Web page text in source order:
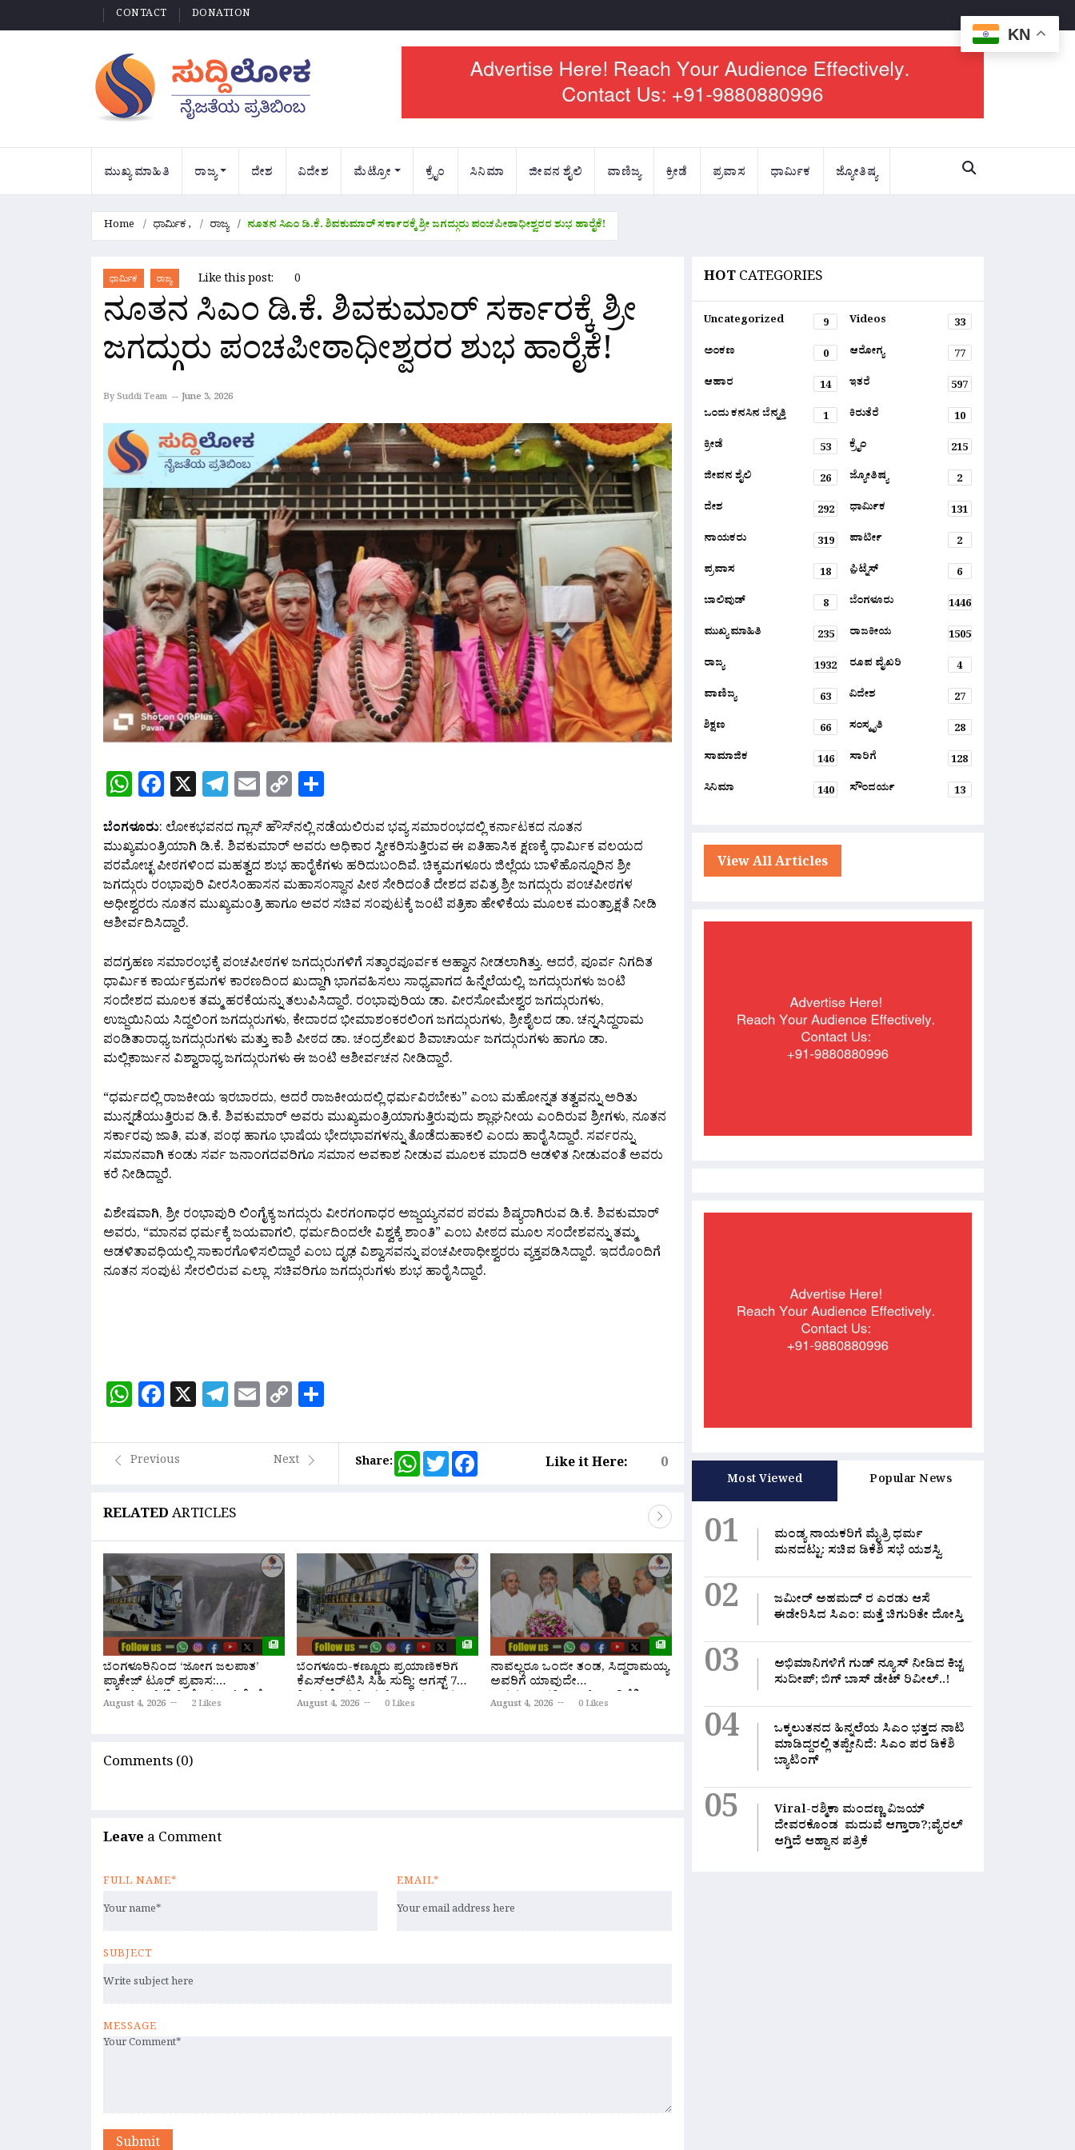
CONTACT DONATION
ಮುಖ್ಯ ಮಾಹಿತಿ ರಾಜ್ಯ ದೇಶ ವಿದೇಶ ಮೆಟ್ರೋ ಕ್ರೈಂ ಸಿನಿಮಾ ಜೀವನ ಶೈಲಿ ವಾಣಿಜ್ಯ ಕ್ರೀಡೆ ಪ್ರವಾಸ ಧಾರ್ಮಿಕ ಜ್ಯೋತಿಷ್ಯ
Home ಧಾರ್ಮಿಕ, ರಾಜ್ಯ ನೂತನ ಸಿಎಂ ಡಿ.ಕೆ. ಶಿವಕುಮಾರ್ ಸರ್ಕಾರಕ್ಕೆ ಶ್ರೀ ಜಗದ್ಗುರು ಪಂಚಪೀಠಾಧೀಶ್ವರರ ಶುಭ ಹಾರೈಕೆ!
ಧಾರ್ಮಿಕ ರಾಜ್ಯ Like this post: 0
ನೂತನ ಸಿಎಂ ಡಿ.ಕೆ. ಶಿವಕುಮಾರ್ ಸರ್ಕಾರಕ್ಕೆ ಶ್ರೀ
ಜಗದ್ಗುರು ಪಂಚಪೀಠಾಧೀಶ್ವರರ ಶುಭ ಹಾರೈಕೆ!
By Suddi Team June 3, 2026
WhatsApp
Facebook
X Telegram
Email
Copy
Link
ಬೆಂಗಳೂರು: ಲೋಕಭವನದ ಗ್ಲಾಸ್ ಹೌಸ್‌ನಲ್ಲಿ ನಡೆಯಲಿರುವ ಭವ್ಯ ಸಮಾರಂಭದಲ್ಲಿ ಕರ್ನಾಟಕದ ನೂತನ
ಮುಖ್ಯಮಂತ್ರಿಯಾಗಿ ಡಿ.ಕೆ. ಶಿವಕುಮಾರ್ ಅವರು ಅಧಿಕಾರ ಸ್ವೀಕರಿಸುತ್ತಿರುವ ಈ ಐತಿಹಾಸಿಕ ಕ್ಷಣಕ್ಕೆ ಧಾರ್ಮಿಕ ವಲಯದ
ಪರಮೋಚ್ಛ ಪೀಠಗಳಿಂದ ಮಹತ್ವದ ಶುಭ ಹಾರೈಕೆಗಳು ಹರಿದುಬಂದಿವೆ. ಚಿಕ್ಕಮಗಳೂರು ಜಿಲ್ಲೆಯ ಬಾಳೆಹೊನ್ನೂರಿನ ಶ್ರೀ
ಜಗದ್ಗುರು ರಂಭಾಪುರಿ ವೀರಸಿಂಹಾಸನ ಮಹಾಸಂಸ್ಥಾನ ಪೀಠ ಸೇರಿದಂತೆ ದೇಶದ ಪವಿತ್ರ ಶ್ರೀ ಜಗದ್ಗುರು ಪಂಚಪೀಠಗಳ
ಅಧೀಶ್ವರರು ನೂತನ ಮುಖ್ಯಮಂತ್ರಿ ಹಾಗೂ ಅವರ ಸಚಿವ ಸಂಪುಟಕ್ಕೆ ಜಂಟಿ ಪತ್ರಿಕಾ ಹೇಳಿಕೆಯ ಮೂಲಕ ಮಂತ್ರಾಕ್ಷತೆ ನೀಡಿ
ಆಶೀರ್ವದಿಸಿದ್ದಾರೆ.
ಪದಗ್ರಹಣ ಸಮಾರಂಭಕ್ಕೆ ಪಂಚಪೀಠಗಳ ಜಗದ್ಗುರುಗಳಿಗೆ ಸತ್ಕಾರಪೂರ್ವಕ ಆಹ್ವಾನ ನೀಡಲಾಗಿತ್ತು. ಆದರೆ, ಪೂರ್ವ ನಿಗದಿತ
ಧಾರ್ಮಿಕ ಕಾರ್ಯಕ್ರಮಗಳ ಕಾರಣದಿಂದ ಖುದ್ದಾಗಿ ಭಾಗವಹಿಸಲು ಸಾಧ್ಯವಾಗದ ಹಿನ್ನೆಲೆಯಲ್ಲಿ, ಜಗದ್ಗುರುಗಳು ಜಂಟಿ
ಸಂದೇಶದ ಮೂಲಕ ತಮ್ಮ ಹರಕೆಯನ್ನು ತಲುಪಿಸಿದ್ದಾರೆ. ರಂಭಾಪುರಿಯ ಡಾ. ವೀರಸೋಮೇಶ್ವರ ಜಗದ್ಗುರುಗಳು,
ಉಜ್ಜಯಿನಿಯ ಸಿದ್ದಲಿಂಗ ಜಗದ್ಗುರುಗಳು, ಕೇದಾರದ ಭೀಮಾಶಂಕರಲಿಂಗ ಜಗದ್ಗುರುಗಳು, ಶ್ರೀಶೈಲದ ಡಾ. ಚನ್ನಸಿದ್ದರಾಮ
ಪಂಡಿತಾರಾಧ್ಯ ಜಗದ್ಗುರುಗಳು ಮತ್ತು ಕಾಶಿ ಪೀಠದ ಡಾ. ಚಂದ್ರಶೇಖರ ಶಿವಾಚಾರ್ಯ ಜಗದ್ಗುರುಗಳು ಹಾಗೂ ಡಾ.
ಮಲ್ಲಿಕಾರ್ಜುನ ವಿಶ್ವಾರಾಧ್ಯ ಜಗದ್ಗುರುಗಳು ಈ ಜಂಟಿ ಆಶೀರ್ವಚನ ನೀಡಿದ್ದಾರೆ.
“ಧರ್ಮದಲ್ಲಿ ರಾಜಕೀಯ ಇರಬಾರದು, ಆದರೆ ರಾಜಕೀಯದಲ್ಲಿ ಧರ್ಮವಿರಬೇಕು” ಎಂಬ ಮಹೋನ್ನತ ತತ್ವವನ್ನು ಅರಿತು
ಮುನ್ನಡೆಯುತ್ತಿರುವ ಡಿ.ಕೆ. ಶಿವಕುಮಾರ್ ಅವರು ಮುಖ್ಯಮಂತ್ರಿಯಾಗುತ್ತಿರುವುದು ಶ್ಲಾಘನೀಯ ಎಂದಿರುವ ಶ್ರೀಗಳು, ನೂತನ
ಸರ್ಕಾರವು ಜಾತಿ, ಮತ, ಪಂಥ ಹಾಗೂ ಭಾಷೆಯ ಭೇದಭಾವಗಳನ್ನು ತೊಡೆದುಹಾಕಲಿ ಎಂದು ಹಾರೈಸಿದ್ದಾರೆ. ಸರ್ವರನ್ನು
ಸಮಾನವಾಗಿ ಕಂಡು ಸರ್ವ ಜನಾಂಗದವರಿಗೂ ಸಮಾನ ಅವಕಾಶ ನೀಡುವ ಮೂಲಕ ಮಾದರಿ ಆಡಳಿತ ನೀಡುವಂತೆ ಅವರು
ಕರೆ ನೀಡಿದ್ದಾರೆ.
ವಿಶೇಷವಾಗಿ, ಶ್ರೀ ರಂಭಾಪುರಿ ಲಿಂಗೈಕ್ಯ ಜಗದ್ಗುರು ವೀರಗಂಗಾಧರ ಅಜ್ಜಯ್ಯನವರ ಪರಮ ಶಿಷ್ಯರಾಗಿರುವ ಡಿ.ಕೆ. ಶಿವಕುಮಾರ್
ಅವರು, “ಮಾನವ ಧರ್ಮಕ್ಕೆ ಜಯವಾಗಲಿ, ಧರ್ಮದಿಂದಲೇ ವಿಶ್ವಕ್ಕೆ ಶಾಂತಿ” ಎಂಬ ಪೀಠದ ಮೂಲ ಸಂದೇಶವನ್ನು ತಮ್ಮ
ಆಡಳಿತಾವಧಿಯಲ್ಲಿ ಸಾಕಾರಗೊಳಿಸಲಿದ್ದಾರೆ ಎಂಬ ದೃಢ ವಿಶ್ವಾಸವನ್ನು ಪಂಚಪೀಠಾಧೀಶ್ವರರು ವ್ಯಕ್ತಪಡಿಸಿದ್ದಾರೆ. ಇದರೊಂದಿಗೆ
ನೂತನ ಸಂಪುಟ ಸೇರಲಿರುವ ಎಲ್ಲಾ ಸಚಿವರಿಗೂ ಜಗದ್ಗುರುಗಳು ಶುಭ ಹಾರೈಸಿದ್ದಾರೆ.
WhatsApp
Facebook
X Telegram
Email
Copy
Link
Previous Next Share: WhatsApp
TwitterFacebook Like it Here: 0
RELATEDARTICLES
ಬೆಂಗಳೂರಿನಿಂದ ‘ಜೋಗ ಜಲಪಾತ’
ಪ್ಯಾಕೇಜ್ ಟೂರ್ ಪ್ರವಾಸ:
ಕೆ.ಎಸ್.ಆರ್.ಟಿ.ಸಿ ಹೊಸ ಬಸ್ ಸೇವೆ
ಆರಂಭ
August 4, 2026 2 Likes
ಬೆಂಗಳೂರು-ಕಣ್ಣೂರು ಪ್ರಯಾಣಿಕರಿಗೆ
ಕೆಎಸ್‌ಆರ್‌ಟಿಸಿ ಸಿಹಿ ಸುದ್ದಿ: ಆಗಸ್ಟ್ 7
ರಿಂದ ಹೊಸ ಸ್ಲೀಪರ್ ಬಸ್ ಸಂಚಾರ
ಆರಂಭ; ಇಲ್ಲಿದೆ ಸಮಯ, ದರದ ಪಟ್ಟಿ!
August 4, 2026 0 Likes
ನಾವೆಲ್ಲರೂ ಒಂದೇ ತಂಡ, ಸಿದ್ದರಾಮಯ್ಯ
ಅವರಿಗೆ ಯಾವುದೇ
ಅಸಮಾಧಾನವಿಲ್ಲ!”: ಸಿಎಂ ಡಿಕೆಶಿ
ಸ್ಪಷ್ಟನೆ
August 4, 2026 0 Likes
ನನಗೂ ನೋವಾಗಿರಲಿಲ್ಲವೇ?”:
ಅಸಮಾಧಾನಿತ ಶಾಸಕರಿಗೆ ಹಳೇ
August 4, 2026 0 Likes
ಸಂಪುಟ ಸಭೆ ಬೆನ್ನಲ್ಲೇ ಸಿಎಂ ಬಿಗ್ ಟಾಸ್ಕ್:
ಬುಧವಾರದಿಂದಲೇ ನೂತನ ಸಚಿವರಿಗೆ
August 4, 2026 0 Likes
Comments (0)
Leave a Comment
FULL NAME* EMAIL*
SUBJECT
MESSAGE
Submit
HOTCATEGORIES
Uncategorized 9 Videos
33
ಅಂಕಣ
0 ಆರೋಗ್ಯ
77
ಆಹಾರ
14 ಇತರೆ
597
ಒಂದು ಕನಸಿನ ಬೆನ್ನತ್ತಿ
1 ಕಿರುತೆರೆ
10
ಕ್ರೀಡೆ
53 ಕ್ರೈಂ
215
ಜೀವನ ಶೈಲಿ
26 ಜ್ಯೋತಿಷ್ಯ
2
ದೇಶ
292 ಧಾರ್ಮಿಕ
131
ನಾಯಕರು
319 ಪಾರ್ಟೀ
2
ಪ್ರವಾಸ
18 ಫ಼ಿಟ್ನೆಸ್
6
ಬಾಲಿವುಡ್
8 ಬೆಂಗಳೂರು
1446
ಮುಖ್ಯ ಮಾಹಿತಿ
235 ರಾಜಕೀಯ
1505
ರಾಜ್ಯ
1932 ರೂಪ ವೈಖರಿ
4
ವಾಣಿಜ್ಯ
63 ವಿದೇಶ
27
ಶಿಕ್ಷಣ
66 ಸಂಸ್ಕೃತಿ
28
ಸಾಮಾಜಿಕ
146 ಸಾರಿಗೆ
128
ಸಿನಿಮಾ
140 ಸೌಂದರ್ಯ 13
View All Articles
Most Viewed Popular News
01
ಮಂಡ್ಯ ನಾಯಕರಿಗೆ ಮೈತ್ರಿ ಧರ್ಮ
ಮನದಟ್ಟು: ಸಚಿವ ಡಿಕೆಶಿ ಸಭೆ ಯಶಸ್ವಿ
02
ಜಮೀರ್ ಅಹಮದ್ ರ ಎರಡು ಆಸೆ
ಈಡೇರಿಸಿದ ಸಿಎಂ: ಮತ್ತೆ ಚಿಗುರಿತೇ ದೋಸ್ತಿ
03
ಅಭಿಮಾನಿಗಳಿಗೆ ಗುಡ್ ನ್ಯೂಸ್ ನೀಡಿದ ಕಿಚ್ಚ
ಸುದೀಪ್; ಬಿಗ್ ಬಾಸ್ ಡೇಟ್ ರಿವೀಲ್..!
04
ಒಕ್ಕಲುತನದ ಹಿನ್ನಲೆಯ ಸಿಎಂ ಭತ್ತದ ನಾಟಿ
ಮಾಡಿದ್ದರಲ್ಲಿ‌ ತಪ್ಪೇನಿದೆ: ಸಿಎಂ ಪರ ಡಿಕೆಶಿ
ಬ್ಯಾಟಿಂಗ್
05
Viral-ರಶ್ಮಿಕಾ ಮಂದಣ್ಣ ವಿಜಯ್
ದೇವರಕೊಂಡ ಮದುವೆ ಆಗ್ತಾರಾ?;ವೈರಲ್
ಆಗ್ತಿದೆ ಆಹ್ವಾನ ಪತ್ರಿಕೆ
KN